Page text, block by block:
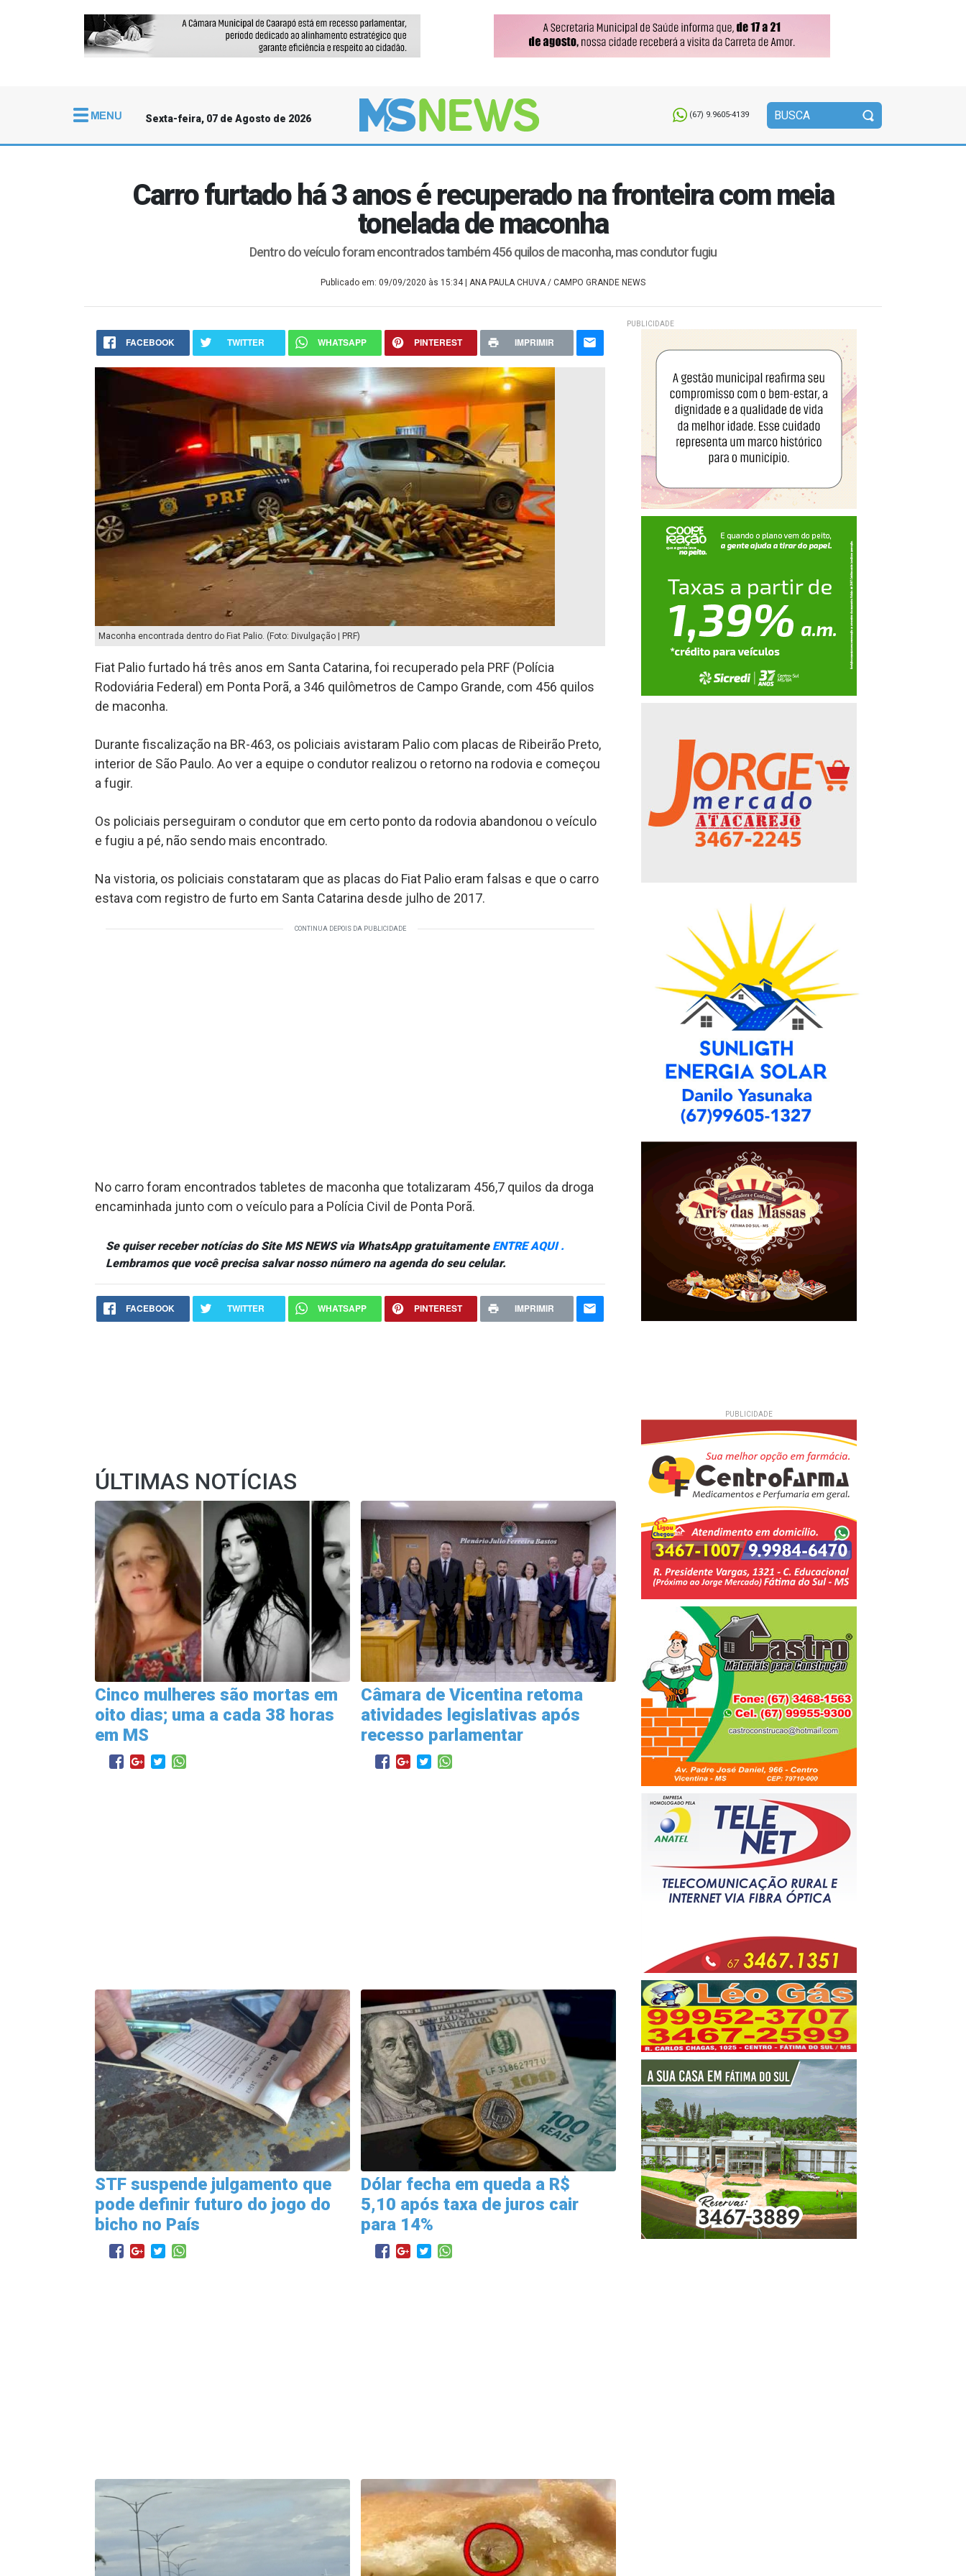
Sexta-feira, 07 de Agosto de 2026 (67) 9.9605-4139
Carro furtado há 3 anos é recuperado na fronteira com meia
tonelada de maconha
Dentro do veículo foram encontrados também 456 quilos de maconha, mas condutor fugiu
Publicado em: 09/09/2020 às 15:34 | ANA PAULA CHUVA / CAMPO GRANDE NEWS
FACEBOOK TWITTER WHATSAPP PINTEREST IMPRIMIR
Maconha encontrada dentro do Fiat Palio. (Foto: Divulgação | PRF)
Fiat Palio furtado há três anos em Santa Catarina, foi recuperado pela PRF (Polícia
Rodoviária Federal) em Ponta Porã, a 346 quilômetros de Campo Grande, com 456 quilos
de maconha.
Durante fiscalização na BR-463, os policiais avistaram Palio com placas de Ribeirão Preto,
interior de São Paulo. Ao ver a equipe o condutor realizou o retorno na rodovia e começou
a fugir.
Os policiais perseguiram o condutor que em certo ponto da rodovia abandonou o veículo
e fugiu a pé, não sendo mais encontrado.
Na vistoria, os policiais constataram que as placas do Fiat Palio eram falsas e que o carro
estava com registro de furto em Santa Catarina desde julho de 2017.
CONTINUA DEPOIS DA PUBLICIDADE
No carro foram encontrados tabletes de maconha que totalizaram 456,7 quilos da droga
encaminhada junto com o veículo para a Polícia Civil de Ponta Porã.
Se quiser receber notícias do Site MS NEWS via WhatsApp gratuitamente ENTRE AQUI .
Lembramos que você precisa salvar nosso número na agenda do seu celular.
FACEBOOK TWITTER WHATSAPP PINTEREST IMPRIMIR
ÚLTIMAS NOTÍCIAS
Cinco mulheres são mortas em
oito dias; uma a cada 38 horas
em MS
Câmara de Vicentina retoma
atividades legislativas após
recesso parlamentar
STF suspende julgamento que
pode definir futuro do jogo do
bicho no País
Dólar fecha em queda a R$
5,10 após taxa de juros cair
para 14%
PUBLICIDADE
PUBLICIDADE